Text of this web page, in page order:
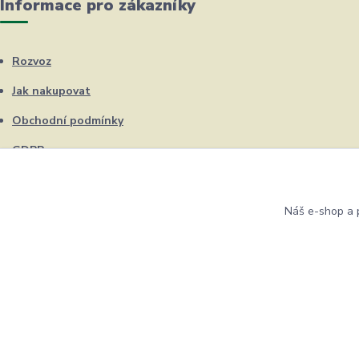
Informace pro zákazníky
Rozvoz
Jak nakupovat
Obchodní podmínky
GDPR
Náš e-shop a